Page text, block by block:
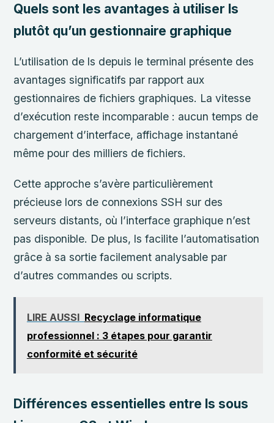
Quels sont les avantages à utiliser ls
plutôt qu’un gestionnaire graphique
L’utilisation de ls depuis le terminal présente des
avantages significatifs par rapport aux
gestionnaires de fichiers graphiques. La vitesse
d’exécution reste incomparable : aucun temps de
chargement d’interface, affichage instantané
même pour des milliers de fichiers.
Cette approche s’avère particulièrement
précieuse lors de connexions SSH sur des
serveurs distants, où l’interface graphique n’est
pas disponible. De plus, ls facilite l’automatisation
grâce à sa sortie facilement analysable par
d’autres commandes ou scripts.
LIRE AUSSI Recyclage informatique
professionnel : 3 étapes pour garantir
conformité et sécurité
Différences essentielles entre ls sous